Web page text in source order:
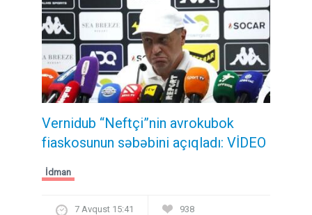
Vernidub “Neftçi”nin avrokubok
fiaskosunun səbəbini açıqladı: VİDEO
İdman
7 Avqust 15:41 938